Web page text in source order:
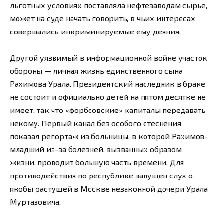
льготных условиях поставляла нефтезаводам сырье,
может на суде начать говорить, в чьих интересах
совершались инкриминируемые ему деяния.
Другой уязвимый в информационной войне участок
обороны — личная жизнь единственного сына
Рахимова Урала. Президентский наследник в браке
не состоит и официально детей на пятом десятке не
имеет, так что «форбсовские» капиталы передавать
некому. Первый канал без особого стеснения
показал репортаж из больницы, в которой Рахимов-
младший из-за болезней, вызванных образом
жизни, проводит большую часть времени. Для
противодействия по республике запущен слух о
якобы растущей в Москве незаконной дочери Урала
Муртазовича.